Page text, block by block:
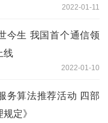
2022-01-11
今生 我国首个通信领
线
2022-01-10
务算法推荐活动 四部
定》